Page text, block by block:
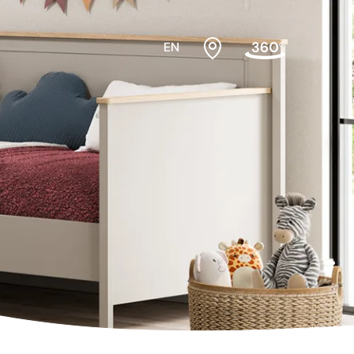
EN
Üst
Dolaplar
Karyolalar
odası